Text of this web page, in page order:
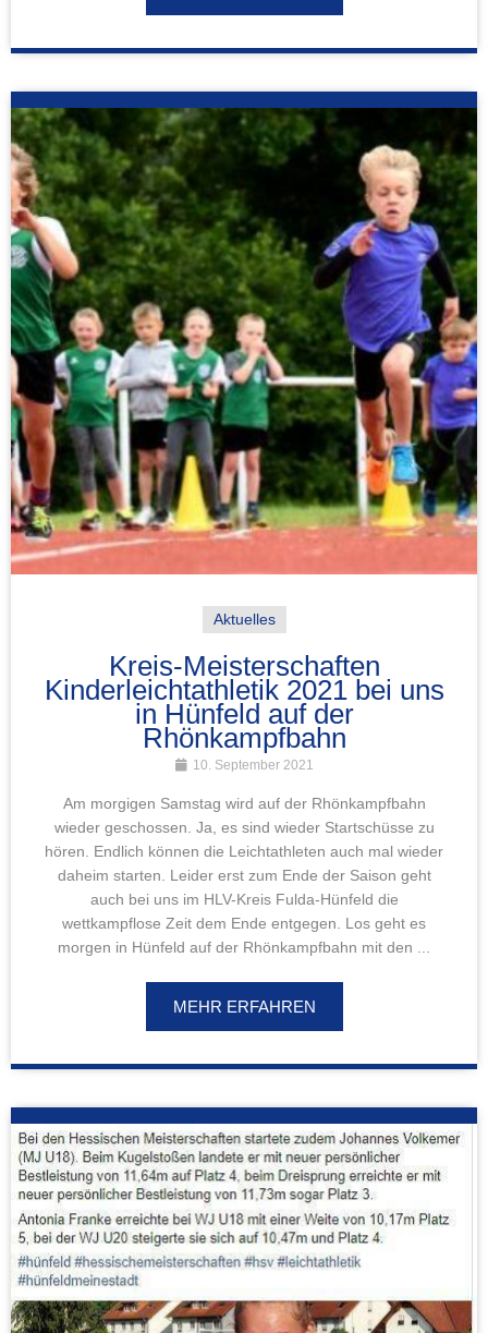
Aktuelles
Kreis-Meisterschaften
Kinderleichtathletik 2021 bei uns
in Hünfeld auf der
Rhönkampfbahn
10. September 2021
Am morgigen Samstag wird auf der Rhönkampfbahn
wieder geschossen. Ja, es sind wieder Startschüsse zu
hören. Endlich können die Leichtathleten auch mal wieder
daheim starten. Leider erst zum Ende der Saison geht
auch bei uns im HLV-Kreis Fulda-Hünfeld die
wettkampflose Zeit dem Ende entgegen. Los geht es
morgen in Hünfeld auf der Rhönkampfbahn mit den ...
MEHR ERFAHREN